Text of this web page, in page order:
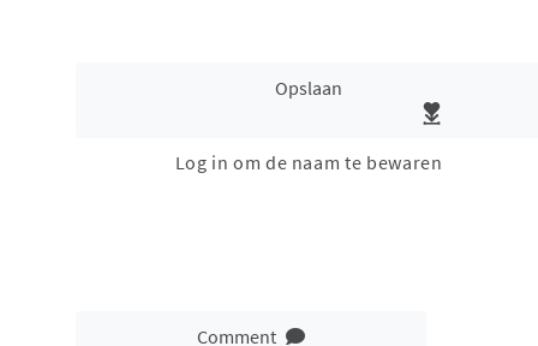
Opslaan
Log in om de naam te bewaren
Comment